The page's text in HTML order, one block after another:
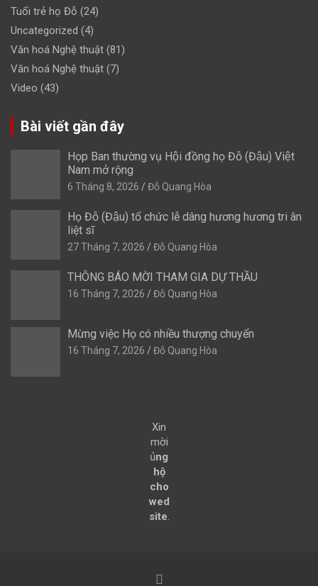
Tuổi trẻ họ Đỗ (24)
Uncategorized (4)
Văn hoá Nghệ thuật (81)
Văn hoá Nghệ thuật (7)
Video (43)
Bài viết gần đây
Họp Ban thường vụ Hội đồng họ Đỗ (Đậu) Việt
Nam mở rộng
6 Tháng 8, 2026 Đỗ Quang Hòa
Họ Đỗ (Đậu) tổ chức lễ dâng hương hương tri ân
liệt sĩ
27 Tháng 7, 2026 Đỗ Quang Hòa
THÔNG BÁO MỜI THAM GIA DỰ THẦU
16 Tháng 7, 2026 Đỗ Quang Hòa
Mừng việc Họ có nhiều thượng chuyển
16 Tháng 7, 2026 Đỗ Quang Hòa
Xin
mời
ủng
hộ
cho
wed
site.